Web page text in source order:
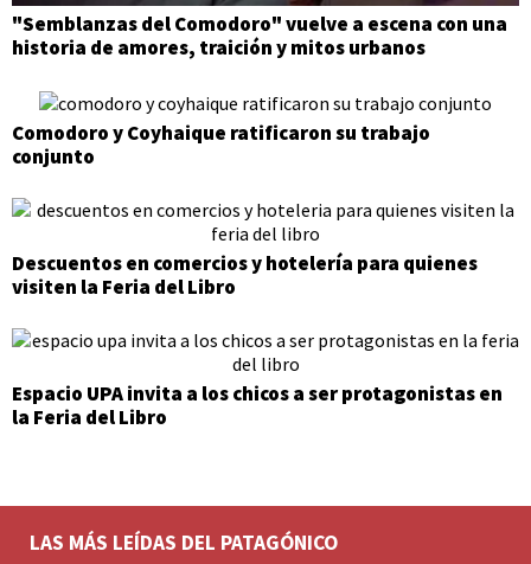
"Semblanzas del Comodoro" vuelve a escena con una
historia de amores, traición y mitos urbanos
Comodoro y Coyhaique ratificaron su trabajo
conjunto
Descuentos en comercios y hotelería para quienes
visiten la Feria del Libro
Espacio UPA invita a los chicos a ser protagonistas en
la Feria del Libro
LAS MÁS LEÍDAS DEL PATAGÓNICO